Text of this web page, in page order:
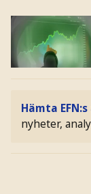
Hämta
nyheter,